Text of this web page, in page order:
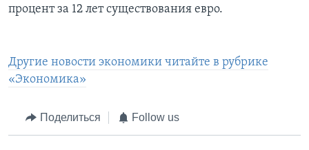
процент за 12 лет существования евро.
Другие новости экономики читайте в рубрике
«Экономика»
Поделиться Follow us